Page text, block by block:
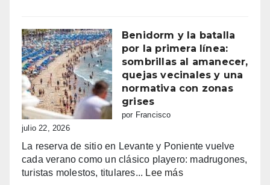
patronales
Consulta
la
programación
completa
de
Cristianos
de
Villajoyosa
Benidorm y la batalla
por la primera línea:
sombrillas al amanecer,
quejas vecinales y una
normativa con zonas
grises
por Francisco
julio 22, 2026
La reserva de sitio en Levante y Poniente vuelve
cada verano como un clásico playero: madrugones,
turistas molestos, titulares... Lee más: